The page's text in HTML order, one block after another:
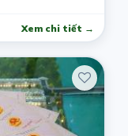
Xem chi tiết →